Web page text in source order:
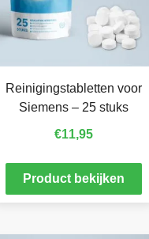
Reinigingstabletten voor
Siemens – 25 stuks
€11,95
Product bekijken